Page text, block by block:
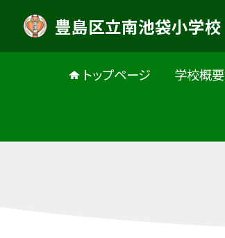
豊島区立南池袋小学校
トップページ 学校概要